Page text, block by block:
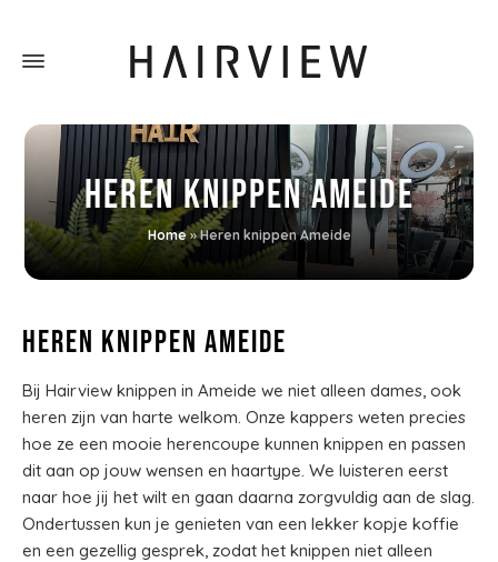
Heren knippen Ameide
Home»Heren knippen Ameide
Heren knippen Ameide
Bij Hairview knippen in Ameide we niet alleen dames, ook
heren zijn van harte welkom. Onze kappers weten precies
hoe ze een mooie herencoupe kunnen knippen en passen
dit aan op jouw wensen en haartype. We luisteren eerst
naar hoe jij het wilt en gaan daarna zorgvuldig aan de slag.
Ondertussen kun je genieten van een lekker kopje koffie
en een gezellig gesprek, zodat het knippen niet alleen